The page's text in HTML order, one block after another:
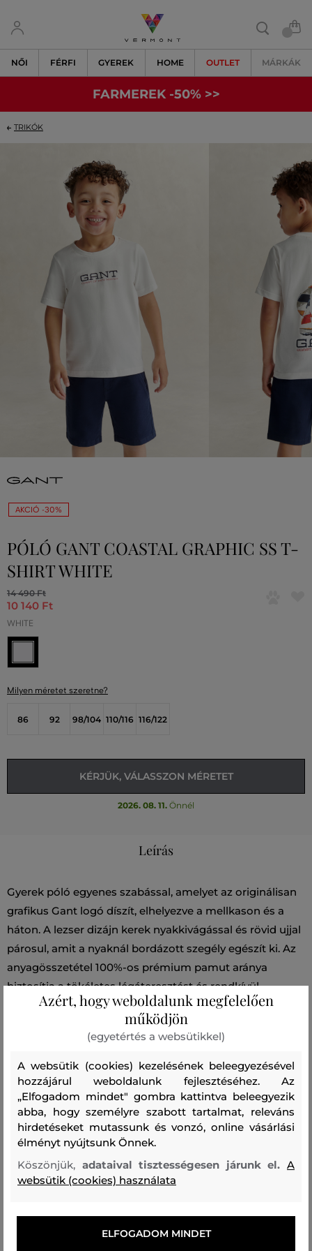
NŐI FÉRFI GYEREK HOME OUTLET MÁRKÁK
FARMEREK -50% >>
TRIKÓK
AKCIÓ -30%
PÓLÓ GANT COASTAL GRAPHIC SS T-
SHIRT WHITE
14 490 Ft
10 140 Ft
WHITE
Milyen méretet szeretne?
86 92 98/104 110/116 116/122
KÉRJÜK, VÁLASSZON MÉRETET
2026. 08. 11. Önnél
Leírás
Gyerek póló egyenes szabással, amelyet az originálisan
grafikus Gant logó díszít, elhelyezve a mellkason és a
háton. A lezser dizájn kerek nyakkivágással és rövid ujjal
párosul, amit a nyaknál bordázott szegély egészít ki. Az
anyagösszetétel 100%-os prémium pamut aránya
biztosítja a tökéletes légáteresztést és rendkívül
kellemes viseletet. Remekül kombinálható és praktikus
darab, amely mindennapos viseletre alkalmas.
Szezon: SS26 Termék kódja812300010-326-GB-110
Összetétel
felső anyag
PAMUT
100 %
Kezelési útmutató
Azért, hogy weboldalunk megfelelően
működjön
(egyetértés a websütikkel)
A websütik (cookies) kezelésének beleegyezésével
hozzájárul weboldalunk fejlesztéséhez. Az
„Elfogadom mindet" gombra kattintva beleegyezik
abba, hogy személyre szabott tartalmat, releváns
hirdetéseket mutassunk és vonzó, online vásárlási
élményt nyújtsunk Önnek.
Köszönjük, adataival tisztességesen járunk el.A
websütik (cookies) használata
ELFOGADOM MINDET